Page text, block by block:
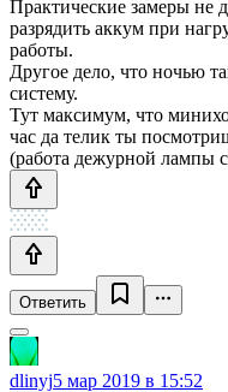
Практические замеры не
разрядить аккум при
работы.
Другое дело, что ночью
систему.
Тут максимум, что
час да телик ты
(работа дежурной лампы
Ответить
dlinyj5 мар 2019 в 15:52